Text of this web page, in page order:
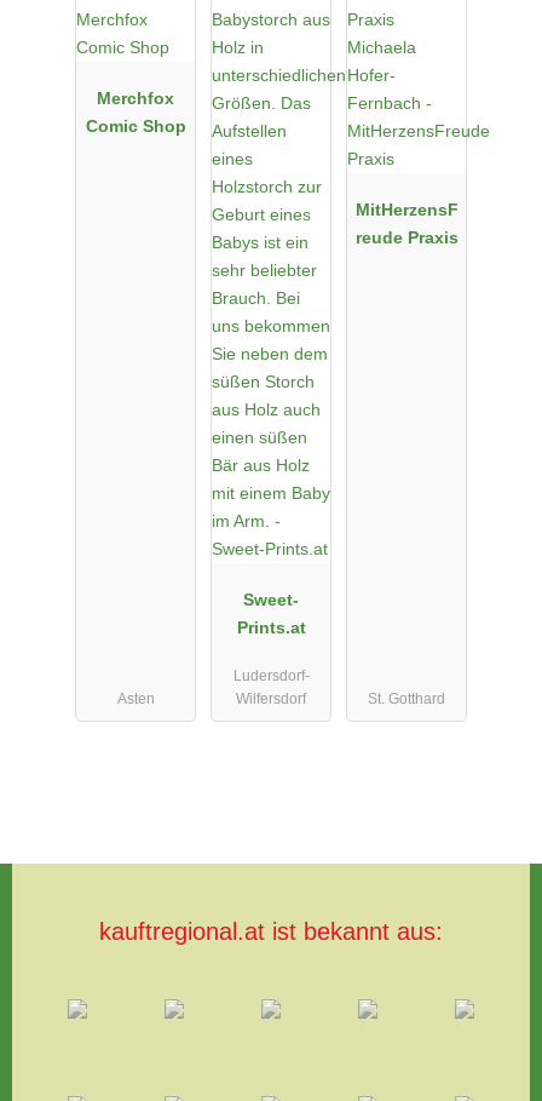
Merchfox
Comic Shop
Asten
Sweet-
Prints.at
Ludersdorf-
Wilfersdorf
MitHerzensF
reude Praxis
St. Gotthard
kauftregional.at ist bekannt aus: